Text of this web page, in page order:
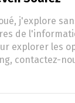
j'explore
de
explorer les
contactez-